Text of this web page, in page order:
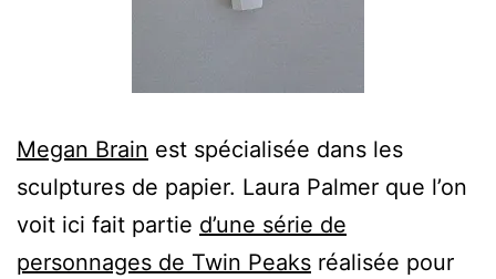
Megan Brain est spécialisée dans les
sculptures de papier. Laura Palmer que l’on
voit ici fait partie d’une série de
personnages de Twin Peaks réalisée pour